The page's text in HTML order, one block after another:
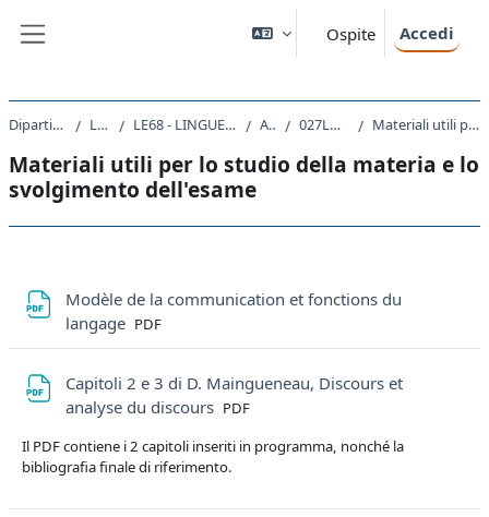
Ospite Accedi
Dipartimento di Studi Umanistici Laurea Magistrale LE68 - LINGUE, LETTERATURE STRANIERE E TURISMO CULTURALE A.A. 2021 - 2022 027LM - LINGUA FRANCESE I 2021 Materiali utili per lo studio della materia e lo svolgimento dell'esame
Materiali utili per lo studio della materia e lo
svolgimento dell'esame
Modèle de la communication et fonctions du
langage File
PDF
Capitoli 2 e 3 di D. Maingueneau, Discours et
analyse du discours File
PDF
Il PDF contiene i 2 capitoli inseriti in programma, nonché la
bibliografia finale di riferimento.